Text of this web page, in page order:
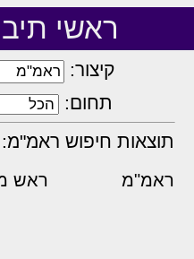
ראשי
קיצור:
תחום:
תוצאות חיפוש ראמ"מ:
ראמ"מ ראש